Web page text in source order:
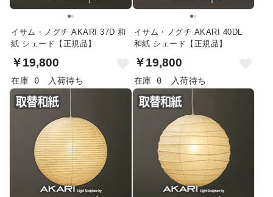
イサム・ノグチ AKARI 37D 和
紙 シェード【正規品】
￥19,800
在庫 0 入荷待ち
イサム・ノグチ AKARI 40DL
和紙 シェード【正規品】
￥19,800
在庫 0 入荷待ち